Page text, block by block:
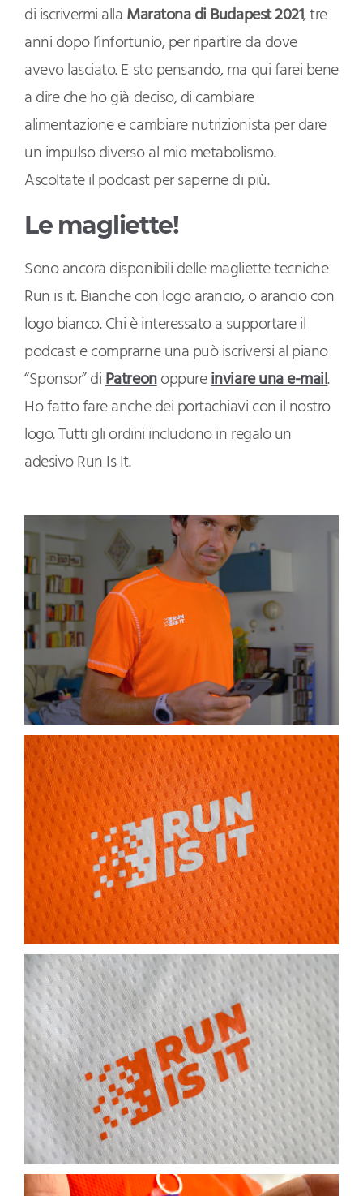
di iscrivermi allaMaratona di Budapest 2021, tre
anni dopo l’infortunio, per ripartire da dove
avevo lasciato. E sto pensando, ma qui farei bene
a dire che ho già deciso, di cambiare
alimentazione e cambiare nutrizionista per dare
un impulso diverso al mio metabolismo.
Ascoltate il podcast per saperne di più.
Le magliette!
Sono ancora disponibili delle magliette tecniche
Run is it. Bianche con logo arancio, o arancio con
logo bianco. Chi è interessato a supportare il
podcast e comprarne una può iscriversi al piano
“Sponsor” diPatreonoppureinviare una e-mail.
Ho fatto fare anche dei portachiavi con il nostro
logo. Tutti gli ordini includono in regalo un
adesivo Run Is It.